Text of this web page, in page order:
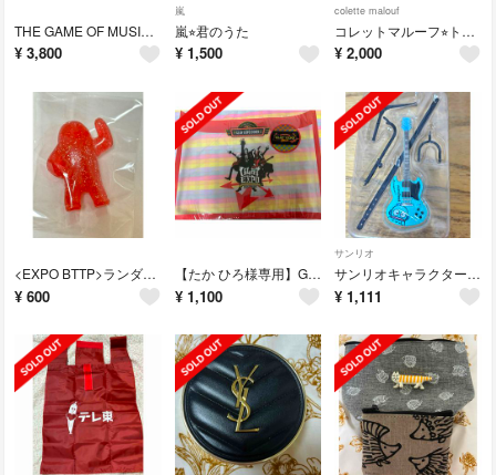
THE GAME OF MUSIC LIFE Vol.1
¥ 3,800
嵐
嵐⭐︎君のうた
¥ 1,500
colette malouf
コレットマルーフ⭐︎トートコーム＆ヘアピン
¥ 2,000
<EXPO BTTP>ランダムバラエティグッズ ⭐︎ZURA消しゴムフィギュア
¥ 600
【たか ひろ様専用】GLAY EXPO DINER⭐︎ランチョンマット＆コースター
¥ 1,100
サンリオ
サンリオキャラクターズ ロックモノ⭐︎ハンギョドン
¥ 1,111